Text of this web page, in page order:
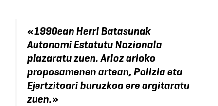
«1990ean Herri Batasunak
Autonomi Estatutu Nazionala
plazaratu zuen. Arloz arloko
proposamenen artean, Polizia eta
Ejertzitoari buruzkoa ere argitaratu
zuen.»